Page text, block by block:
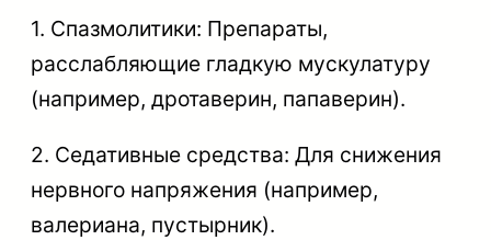
1. Спазмолитики: Препараты,
расслабляющие гладкую мускулатуру
(например, дротаверин, папаверин).
2. Седативные средства: Для снижения
нервного напряжения (например,
валериана, пустырник).